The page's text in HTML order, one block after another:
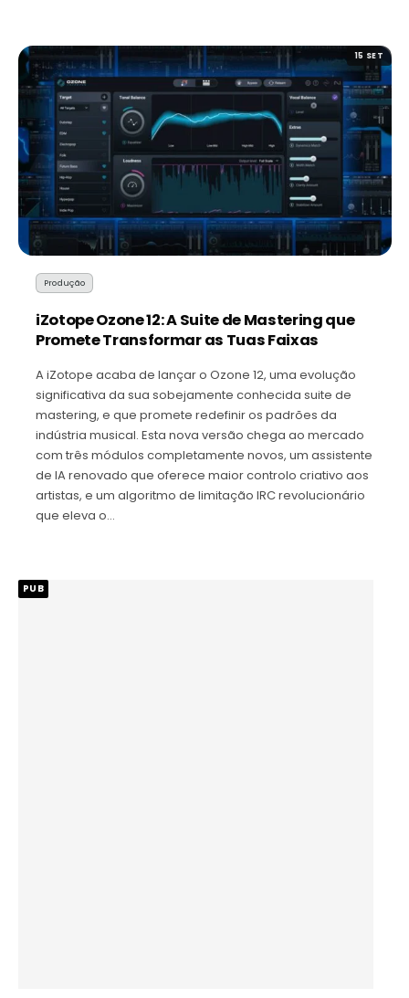
15 SET
Produção
iZotope Ozone 12: A Suite de Mastering que
Promete Transformar as Tuas Faixas
A iZotope acaba de lançar o Ozone 12, uma evolução
significativa da sua sobejamente conhecida suite de
mastering, e que promete redefinir os padrões da
indústria musical. Esta nova versão chega ao mercado
com três módulos completamente novos, um assistente
de IA renovado que oferece maior controlo criativo aos
artistas, e um algoritmo de limitação IRC revolucionário
que eleva o…
PUB